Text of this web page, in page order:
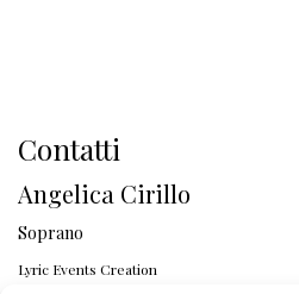
Contatti
Angelica Cirillo
Soprano
Lyric Events Creation